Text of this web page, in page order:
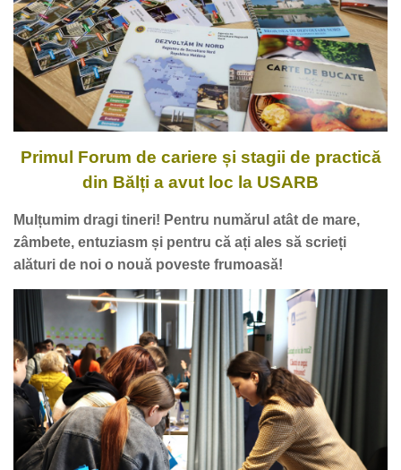
Primul Forum de cariere și stagii de practică
din Bălți a avut loc la USARB
Mulțumim dragi tineri! Pentru numărul atât de mare,
zâmbete, entuziasm și pentru că ați ales să scrieți
alături de noi o nouă poveste frumoasă!